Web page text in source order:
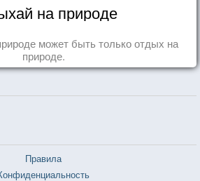
на природе
может быть только отдых на
природе.
Правила